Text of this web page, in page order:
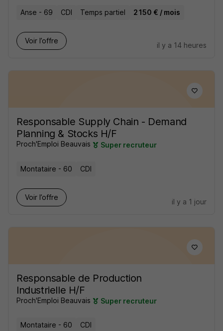
Anse - 69 CDI Temps partiel 2 150 € / mois
Voir l’offre
il y a 14 heures
Responsable Supply Chain - Demand
Planning & Stocks H/F
Proch'Emploi Beauvais Super recruteur
Montataire - 60 CDI
Voir l’offre
il y a 1 jour
Responsable de Production
Industrielle H/F
Proch'Emploi Beauvais Super recruteur
Montataire - 60 CDI